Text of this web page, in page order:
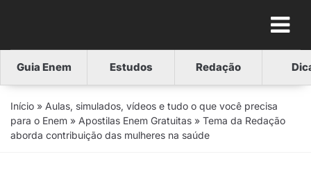
Guia Enem Estudos Redação
Início » Aulas, simulados, vídeos e tudo o que você precisa
para o Enem » Apostilas Enem Gratuitas » Tema da Redação
aborda contribuição das mulheres na saúde